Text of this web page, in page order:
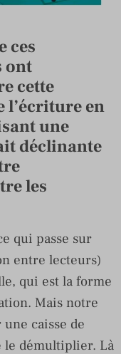
ces
ont
cette
l’écriture en
une
déclinante
les
qui passe sur
entre lecteurs)
qui est la forme
Mais notre
caisse de
le démultiplier. Là